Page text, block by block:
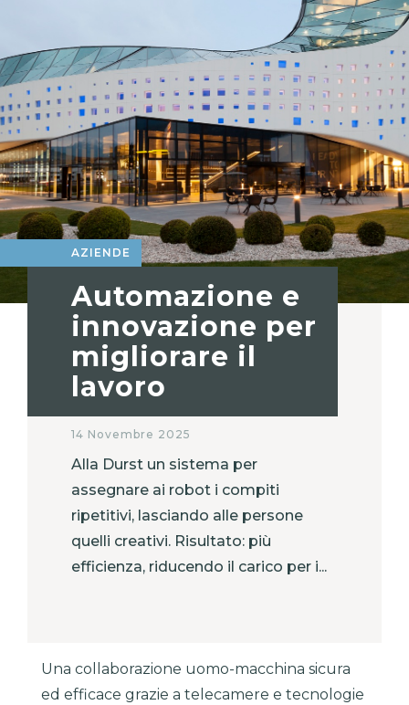
AZIENDE
Automazione e
innovazione per
migliorare il
lavoro
14 Novembre 2025
Alla Durst un sistema per
assegnare ai robot i compiti
ripetitivi, lasciando alle persone
quelli creativi. Risultato: più
efficienza, riducendo il carico per i...
Una collaborazione uomo-macchina sicura
ed efficace grazie a telecamere e tecnologie